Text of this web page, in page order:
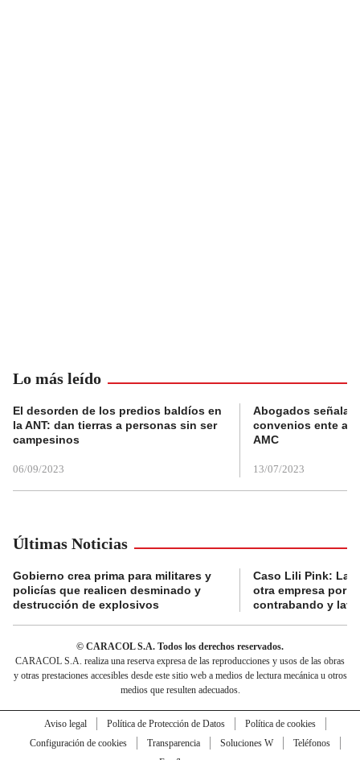
Lo más leído
El desorden de los predios baldíos en
la ANT: dan tierras a personas sin ser
campesinos
06/09/2023
Abogados
convenios ente
AMC
13/07/2023
Últimas Noticias
Gobierno crea prima para militares y
policías que realicen desminado y
destrucción de explosivos
Caso Lili Pink: La
otra empresa por
contrabando y
© CARACOL S.A. Todos los derechos reservados.
CARACOL S.A. realiza una reserva expresa de las reproducciones y usos de las obras
y otras prestaciones accesibles desde este sitio web a medios de lectura mecánica u otros
medios que resulten adecuados.
Aviso legal Política de Protección de Datos
Política de cookies
Configuración de cookies
Transparencia Soluciones W
Teléfonos